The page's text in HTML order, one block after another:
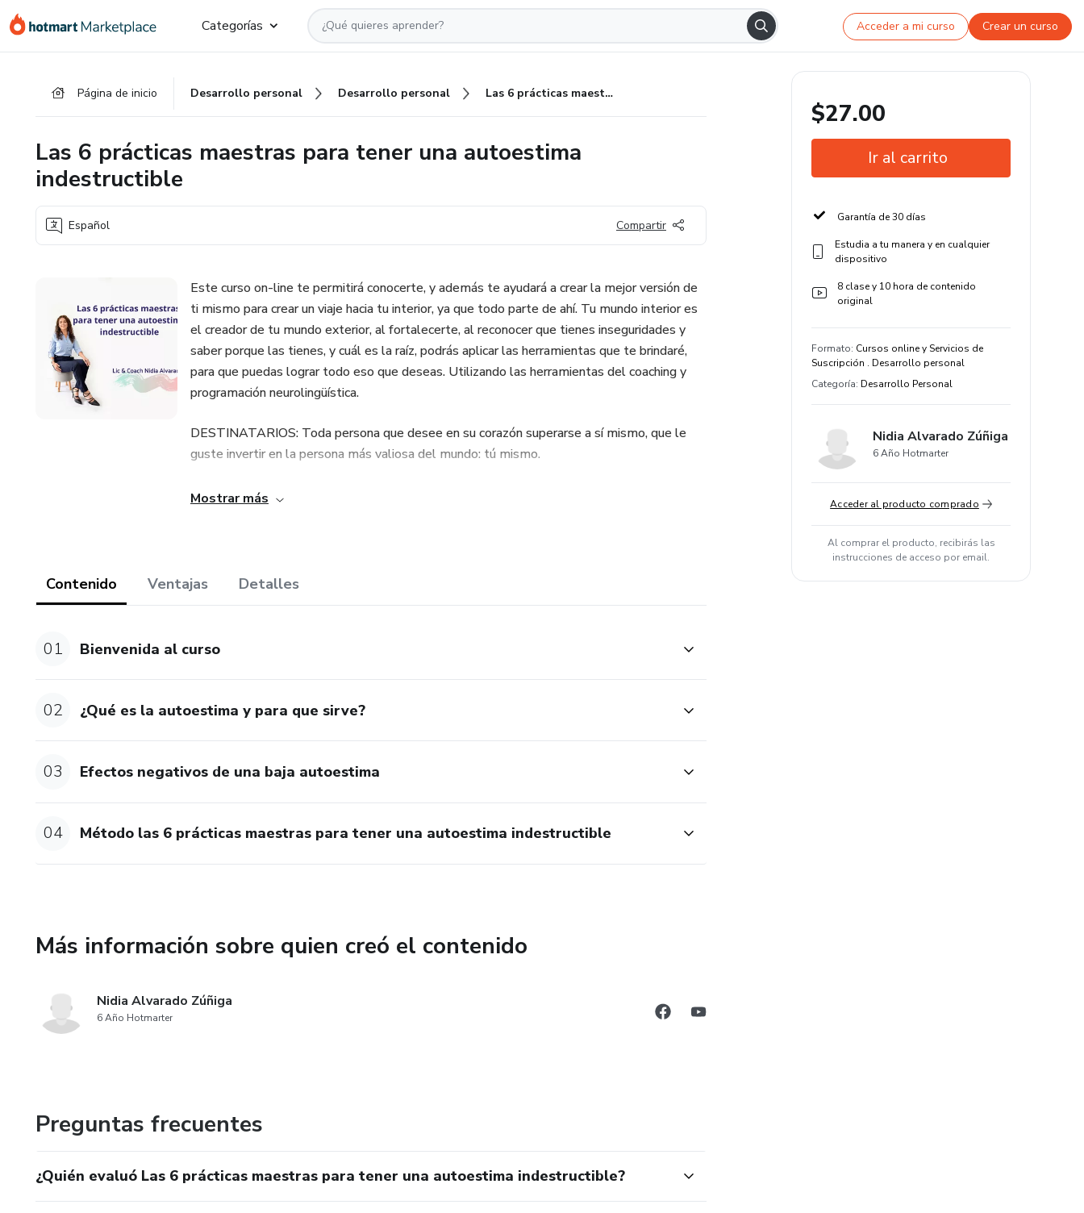
Categorías Acceder a mi curso Crear un curso
Página de inicio Desarrollo personal Desarrollo personal Las 6 prácticas maestras para tener una autoestima indestructible
Las 6 prácticas maestras para tener una autoestima
indestructible
Español Compartir
Este curso on-line te permitirá conocerte, y además te ayudará a crear la mejor versión de
ti mismo para crear un viaje hacia tu interior, ya que todo parte de ahí. Tu mundo interior es
el creador de tu mundo exterior, al fortalecerte, al reconocer que tienes inseguridades y
saber porque las tienes, y cuál es la raíz, podrás aplicar las herramientas que te brindaré,
para que puedas lograr todo eso que deseas. Utilizando las herramientas del coaching y
programación neurolingüística.
DESTINATARIOS: Toda persona que desee en su corazón superarse a sí mismo, que le
guste invertir en la persona más valiosa del mundo: tú mismo.
Mostrar más
Contenido Ventajas Detalles
01 Bienvenida al curso
02 ¿Qué es la autoestima y para que sirve?
03 Efectos negativos de una baja autoestima
04 Método las 6 prácticas maestras para tener una autoestima indestructible
Más información sobre quien creó el contenido
Nidia Alvarado Zúñiga
6 Año Hotmarter
Preguntas frecuentes
¿Quién evaluó Las 6 prácticas maestras para tener una autoestima indestructible?
$27.00
Ir al carrito
Garantía de 30 días
Estudia a tu manera y en cualquier
dispositivo
8 clase y 10 hora de contenido
original
Formato: Cursos online y Servicios de
Suscripción . Desarrollo personal
Categoría: Desarrollo Personal
Nidia Alvarado Zúñiga
6 Año Hotmarter
Acceder al producto comprado
Al comprar el producto, recibirás las
instrucciones de acceso por email.